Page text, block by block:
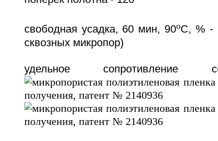
свободная усадка, 60 мин, 90oC, % -
сквозных микропор)
удельное сопротивление